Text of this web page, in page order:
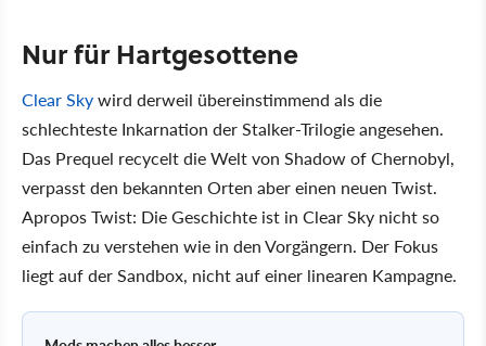
Nur für Hartgesottene
Clear Skywird derweil übereinstimmend als die
schlechteste Inkarnation der Stalker-Trilogie angesehen.
Das Prequel recycelt die Welt von Shadow of Chernobyl,
verpasst den bekannten Orten aber einen neuen Twist.
Apropos Twist: Die Geschichte ist in Clear Sky nicht so
einfach zu verstehen wie in den Vorgängern. Der Fokus
liegt auf der Sandbox, nicht auf einer linearen Kampagne.